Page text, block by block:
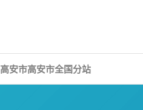
高安市高安市全国分站